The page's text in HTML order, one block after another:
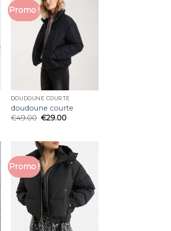
Promo !
DOUDOUNE COURTE
doudoune courte
€49.00 €29.00
Promo !